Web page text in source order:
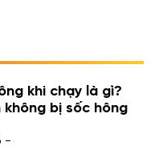
khi chạy là gì?
bị sốc hông
-